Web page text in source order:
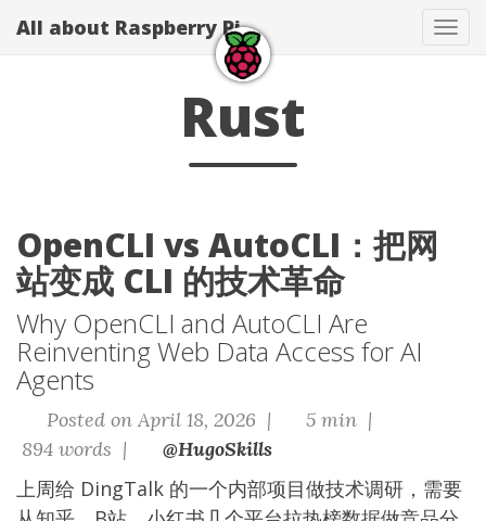
All about Raspberry Pi
Rust
OpenCLI vs AutoCLI：把网
站变成 CLI 的技术革命
Why OpenCLI and AutoCLI Are
Reinventing Web Data Access for AI
Agents
Posted on April 18, 2026 |
5 min |
894 words |
@HugoSkills
上周给 DingTalk 的一个内部项目做技术调研，需要